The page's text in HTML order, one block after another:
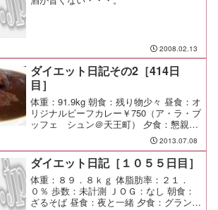
2008.02.13
ダイエット日記その2［414日
目］
体重：91.9kg 朝食：残り物少々 昼食：オ
リジナルビーフカレー￥750（ア・ラ・ブ
ッフェ シュン＠天王町） 夕食：懇親会
（わん＠保土ヶ谷） 間食： 運動： メ
2013.07.08
ダイエット日記［１０５５日目］
体重：８９．８ｋｇ 体脂肪率：２１．
０％ 歩数：未計測 ＪＯＧ：なし 朝食：
ざるそば 昼食：夜と一緒 夕食：グランチ